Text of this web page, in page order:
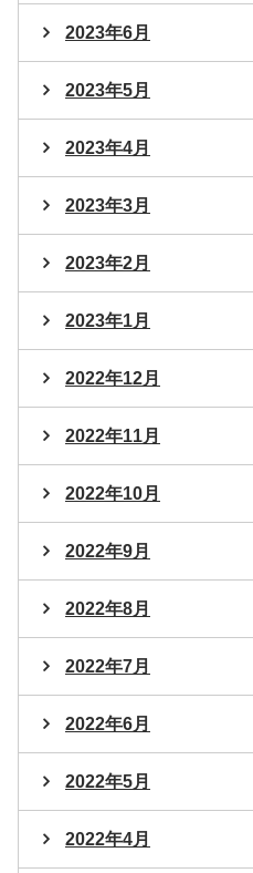
2023年6月
2023年5月
2023年4月
2023年3月
2023年2月
2023年1月
2022年12月
2022年11月
2022年10月
2022年9月
2022年8月
2022年7月
2022年6月
2022年5月
2022年4月